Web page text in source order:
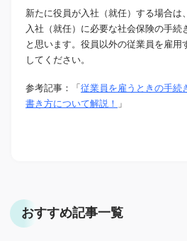
新たに役員が入社（就任）する場合は
入社（就任）に必要な社会保険の手続
と思います。役員以外の従業員を雇用
してください。
参考記事：「 従業員を雇うときの手続
書き方について解説！ 」
おすすめ記事一覧